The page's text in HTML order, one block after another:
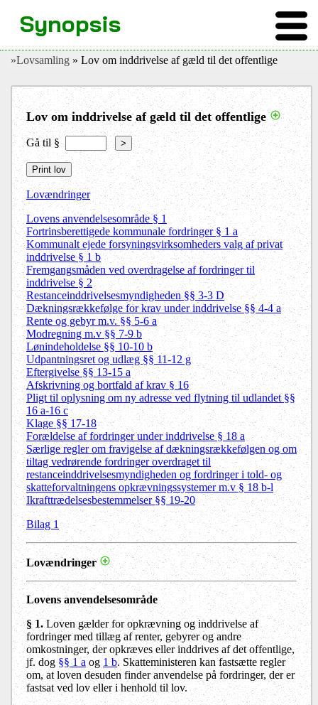
»Lovsamling » Lov om inddrivelse af gæld til det offentlige
Lov om inddrivelse af gæld til det offentlige
Gå til § >
Lovændringer
Lovens anvendelsesområde § 1
Fortrinsberettigede kommunale fordringer § 1 a
Kommunalt ejede forsyningsvirksomheders valg af privat
inddrivelse § 1 b
Fremgangsmåden ved overdragelse af fordringer til
inddrivelse § 2
Restanceinddrivelsesmyndigheden §§ 3-3 D
Dækningsrækkefølge for krav under inddrivelse §§ 4-4 a
Rente og gebyr m.v. §§ 5-6 a
Modregning m.v §§ 7-9 b
Lønindeholdelse §§ 10-10 b
Udpantningsret og udlæg §§ 11-12 g
Eftergivelse §§ 13-15 a
Afskrivning og bortfald af krav § 16
Pligt til oplysning om ny adresse ved flytning til udlandet §§
16 a-16 c
Klage §§ 17-18
Forældelse af fordringer under inddrivelse § 18 a
Særlige regler om fravigelse af dækningsrækkefølgen og om
tiltag vedrørende fordringer overdraget til
restanceinddrivelsesmyndigheden og fordringer i told- og
skatteforvaltningens opkrævningssystemer m.v § 18 b-l
Ikrafttrædelsesbestemmelser §§ 19-20
Bilag 1
Lovændringer
Lovens anvendelsesområde
§ 1.Loven gælder for opkrævning og inddrivelse af
fordringer med tillæg af renter, gebyrer og andre
omkostninger, der opkræves eller inddrives af det offentlige,
jf. dog§§ 1 aog 1 b. Skatteministeren kan fastsætte regler
om, at loven desuden finder anvendelse på fordringer, der er
fastsat ved lov eller i henhold til lov.
Synopsis